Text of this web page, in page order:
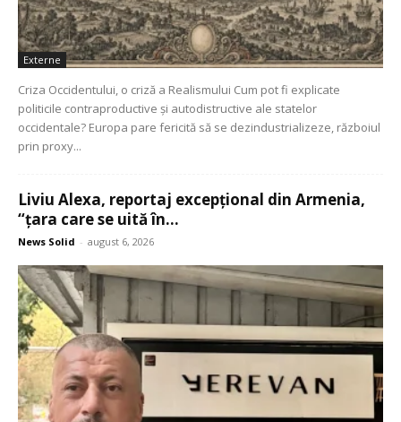
Externe
Criza Occidentului, o criză a Realismului Cum pot fi explicate
politicile contraproductive și autodistructive ale statelor
occidentale? Europa pare fericită să se dezindustrializeze, războiul
prin proxy...
Liviu Alexa, reportaj excepțional din Armenia,
“țara care se uită în...
News Solid - august 6, 2026